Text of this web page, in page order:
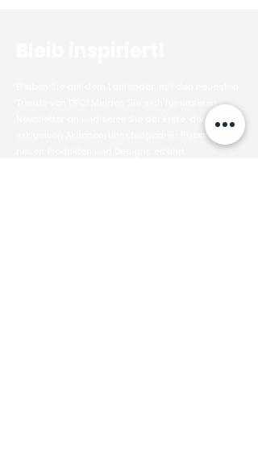
Trends von DPC! Melden Sie sich für unseren
Newsletter an und seien Sie der Erste, der von
exklusiven Aktionen, unschlagbaren Rabatten